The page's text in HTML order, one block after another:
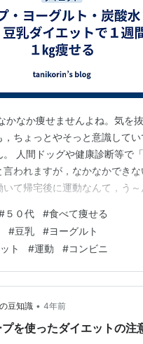
かなか痩せませんよね。気を
，ちょっとやそっと意識して
。 人間ドッグや健康診断等で
言われますが，なかなかできな
て帰宅後に運動なんて，う～
でゆっくりしたいです。 でも
食べるダイエット」の記事を読
るというのもありますが，50
もあってなかなかできないも
も弱まってきていてますし，
に恐怖を感じるものです。 …
５０代 #食べて痩せる
#豆乳 #ヨーグルト
ト #運動 #コンビニ
豆知識 • 4年前
を使ったダイエットの注